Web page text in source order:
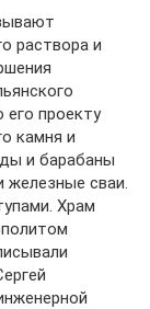
раствора и
проекту
камня и
и барабаны
железные сваи.
Храм